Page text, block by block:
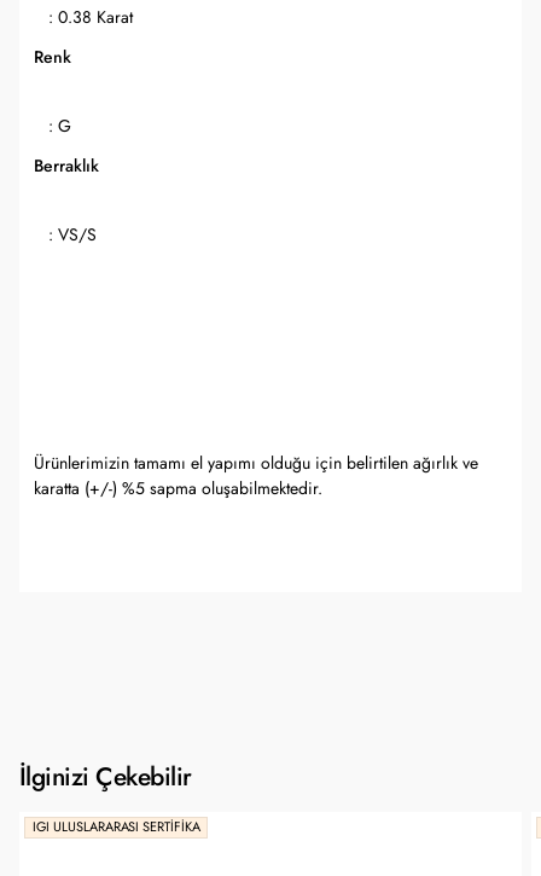
: 0.38 Karat
Renk
: G
Berraklık
: VS/S
Ürünlerimizin tamamı el yapımı olduğu için belirtilen ağırlık ve
karatta (+/-) %5 sapma oluşabilmektedir.
İlginizi Çekebilir
IGI ULUSLARARASI SERTIFIKA